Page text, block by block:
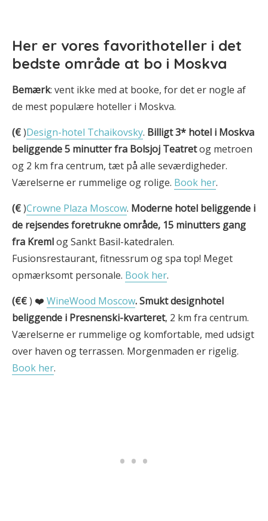
Her er vores favorithoteller i det
bedste område at bo i Moskva
Bemærk: vent ikke med at booke, for det er nogle af
de mest populære hoteller i Moskva.
(€)Design-hotel Tchaikovsky. Billigt 3* hotel i Moskva
beliggende 5 minutter fra Bolsjoj Teatretog metroen
og 2 km fra centrum, tæt på alle seværdigheder.
Værelserne er rummelige og rolige. Book her.
(€)Crowne Plaza Moscow. Moderne hotel beliggende i
de rejsendes foretrukne område, 15 minutters gang
fra Kremlog Sankt Basil-katedralen.
Fusionsrestaurant, fitnessrum og spa top! Meget
opmærksomt personale. Book her.
(€€) ❤️ WineWood Moscow.Smukt designhotel
beliggende i Presnenski-kvarteret, 2 km fra centrum.
Værelserne er rummelige og komfortable, med udsigt
over haven og terrassen. Morgenmaden er rigelig.
Book her.